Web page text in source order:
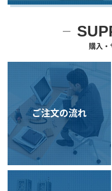
購入・
ご注文の流れ